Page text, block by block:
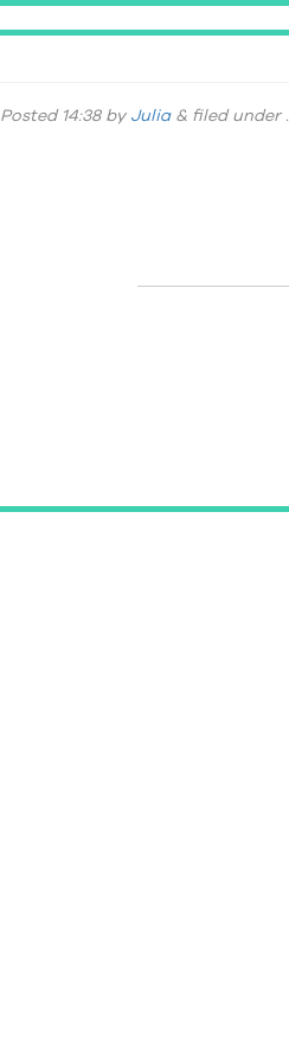
Posted 14:38by Julia & filed under .